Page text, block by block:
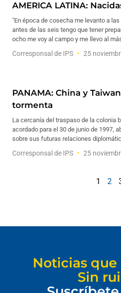
AMERICA LATINA:
"En época de cosecha me levanto a
antes de las seis tengo que tener
ocho me voy al campo y me llevo al
Corresponsal de IPS 25
PANAMA: China y
tormenta
La cercanía del traspaso de la colonia
acordado para el 30 de junio de 1997,
sobre sus futuras relaciones
Corresponsal de IPS 25
1 2
Noticias
Sin